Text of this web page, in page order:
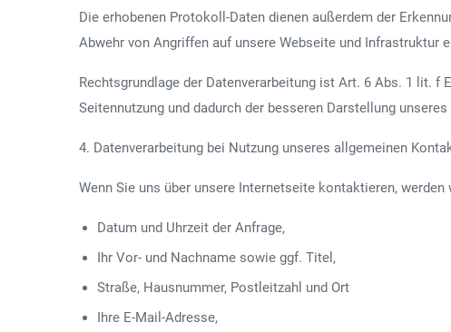
Die erhobenen Protokoll-Daten dienen außerdem der
Abwehr von Angriffen auf unsere Webseite und Infrastruktur
Rechtsgrundlage der Datenverarbeitung ist Art. 6 Abs. 1 lit. f
Seitennutzung und dadurch der besseren Darstellung
4. Datenverarbeitung bei Nutzung unseres allgemeinen
Wenn Sie uns über unsere Internetseite kontaktieren,
Datum und Uhrzeit der Anfrage,
Ihr Vor- und Nachname sowie ggf. Titel,
Straße, Hausnummer, Postleitzahl und Ort
Ihre E-Mail-Adresse,